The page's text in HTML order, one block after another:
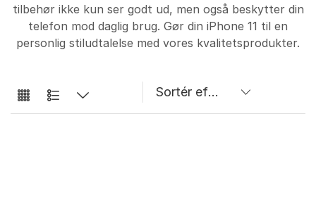
tilbehør ikke kun ser godt ud, men også beskytter din
telefon mod daglig brug. Gør din iPhone 11 til en
personlig stiludtalelse med vores kvalitetsprodukter.